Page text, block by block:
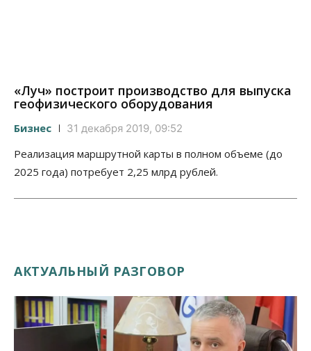
«Луч» построит производство для выпуска
геофизического оборудования
Бизнес 31 декабря 2019, 09:52
Реализация маршрутной карты в полном объеме (до
2025 года) потребует 2,25 млрд рублей.
АКТУАЛЬНЫЙ РАЗГОВОР